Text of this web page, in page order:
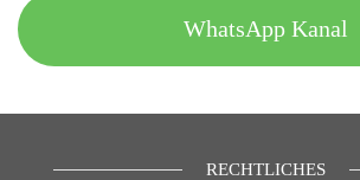
WhatsApp Kanal
RECHTLICHES